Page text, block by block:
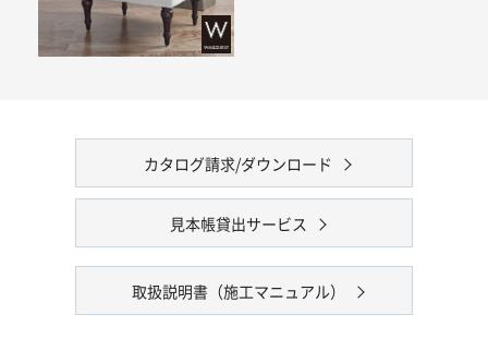
カタログ請求/ダウンロード
見本帳貸出サービス
取扱説明書（施工マニュアル）